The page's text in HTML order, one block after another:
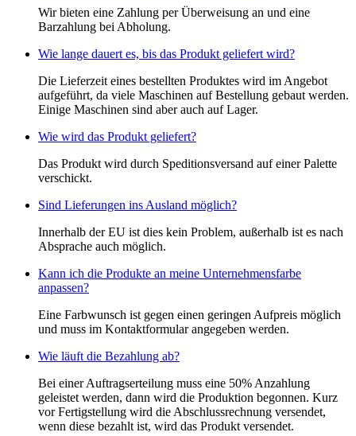
Wir bieten eine Zahlung per Überweisung an und eine
Barzahlung bei Abholung.
Wie lange dauert es, bis das Produkt geliefert wird?
Die Lieferzeit eines bestellten Produktes wird im Angebot
aufgeführt, da viele Maschinen auf Bestellung gebaut werden.
Einige Maschinen sind aber auch auf Lager.
Wie wird das Produkt geliefert?
Das Produkt wird durch Speditionsversand auf einer Palette
verschickt.
Sind Lieferungen ins Ausland möglich?
Innerhalb der EU ist dies kein Problem, außerhalb ist es nach
Absprache auch möglich.
Kann ich die Produkte an meine Unternehmensfarbe
anpassen?
Eine Farbwunsch ist gegen einen geringen Aufpreis möglich
und muss im Kontaktformular angegeben werden.
Wie läuft die Bezahlung ab?
Bei einer Auftragserteilung muss eine 50% Anzahlung
geleistet werden, dann wird die Produktion begonnen. Kurz
vor Fertigstellung wird die Abschlussrechnung versendet,
wenn diese bezahlt ist, wird das Produkt versendet.